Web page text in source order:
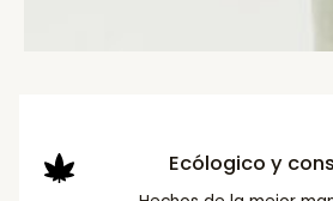
Ecólogico y